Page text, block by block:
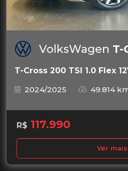
VolksWagen T-
T-Cross 200 TSI 1.0 Flex
2024/2025
49.814
R$ 117.990
Ver mais